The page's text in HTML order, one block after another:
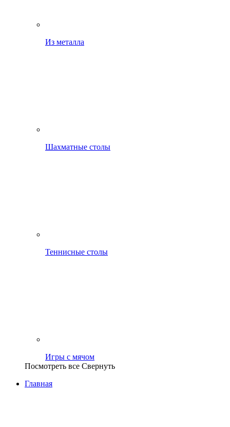
Из металла
Шахматные столы
Теннисные столы
Игры с мячом
Посмотреть все Свернуть
Главная